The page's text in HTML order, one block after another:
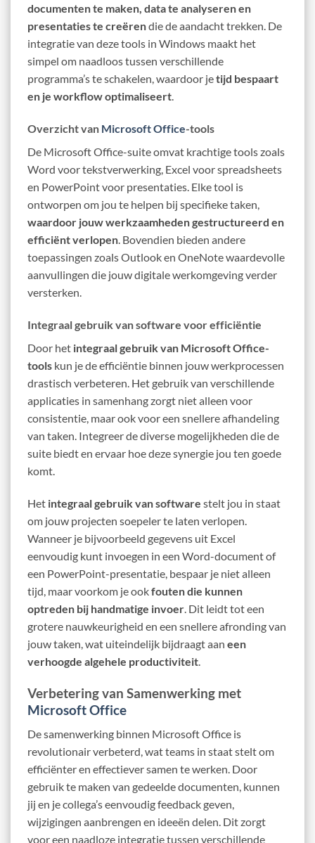
documenten te maken, data te analyseren en
presentaties te creërendie de aandacht trekken. De
integratie van deze tools in Windows maakt het
simpel om naadloos tussen verschillende
programma’s te schakelen, waardoor jetijd bespaart
en je workflow optimaliseert.
Overzicht van Microsoft Office-tools
De Microsoft Office-suite omvat krachtige tools zoals
Word voor tekstverwerking, Excel voor spreadsheets
en PowerPoint voor presentaties. Elke tool is
ontworpen om jou te helpen bij specifieke taken,
waardoor jouw werkzaamheden gestructureerd en
efficiënt verlopen. Bovendien bieden andere
toepassingen zoals Outlook en OneNote waardevolle
aanvullingen die jouw digitale werkomgeving verder
versterken.
Integraal gebruik van software voor efficiëntie
Door het integraal gebruik van Microsoft Office-
tools kun je de efficiëntie binnen jouw werkprocessen
drastisch verbeteren. Het gebruik van verschillende
applicaties in samenhang zorgt niet alleen voor
consistentie, maar ook voor een snellere afhandeling
van taken. Integreer de diverse mogelijkheden die de
suite biedt en ervaar hoe deze synergie jou ten goede
komt.
Het integraal gebruik van software stelt jou in staat
om jouw projecten soepeler te laten verlopen.
Wanneer je bijvoorbeeld gegevens uit Excel
eenvoudig kunt invoegen in een Word-document of
een PowerPoint-presentatie, bespaar je niet alleen
tijd, maar voorkom je ookfouten die kunnen
optreden bij handmatige invoer . Dit leidt tot een
grotere nauwkeurigheid en een snellere afronding van
jouw taken, wat uiteindelijk bijdraagt aan een
verhoogde algehele productiviteit
Verbetering van Samenwerking met
Microsoft Office
De samenwerking binnen Microsoft Office is
revolutionair verbeterd, wat teams in staat stelt om
efficiënter en effectiever samen te werken. Door
gebruik te maken van gedeelde documenten, kunnen
jij en je collega’s eenvoudig feedback geven,
wijzigingen aanbrengen en ideeën delen. Dit zorgt
voor een naadloze integratie tussen verschillende